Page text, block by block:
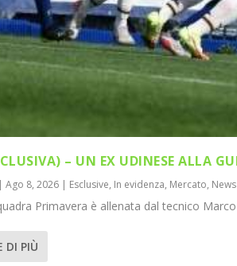
– UN EX UDINESE ALLA
|Ago 8, 2026 | Esclusive, In evidenza, Mercato, News
Primavera è allenata dal tecnico
DI PIÙ